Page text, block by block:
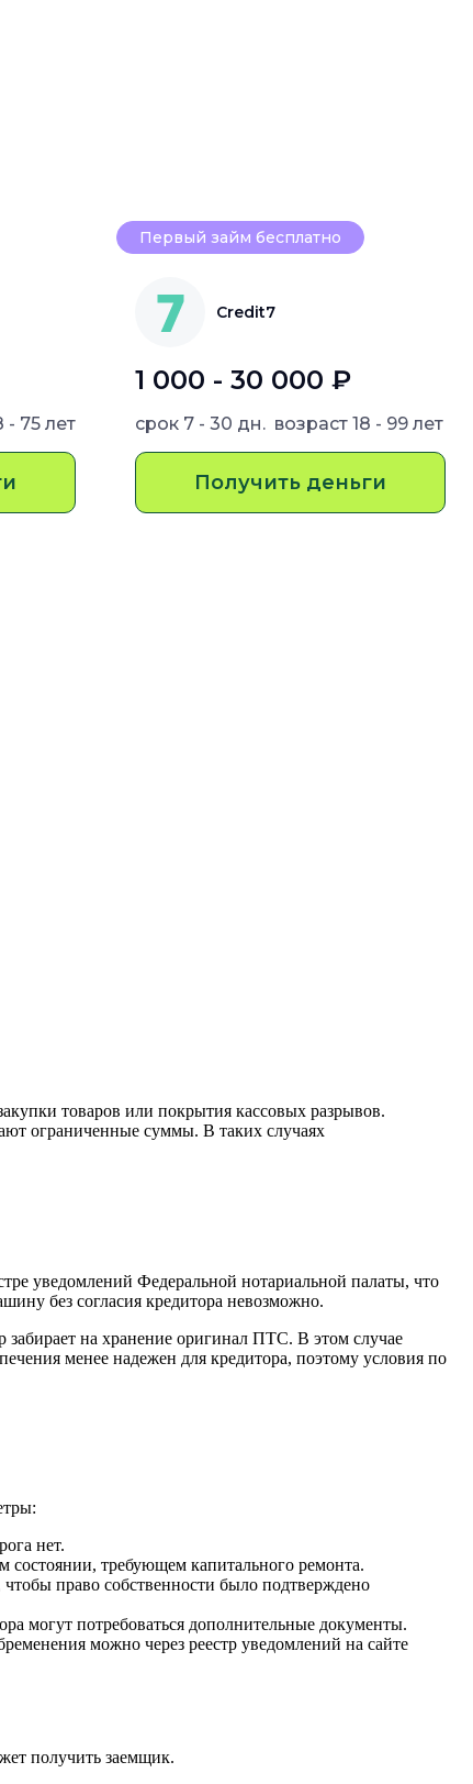
- 75 лет
Первый займ бесплатно
Credit7
1 000 - 30 000 ₽
срок 7 - 30 дн. возраст 18 - 99 лет
Получить деньги
товаров или покрытия кассовых разрывов.
ограниченные суммы. В таких случаях
уведомлений Федеральной нотариальной палаты, что
без согласия кредитора невозможно.
забирает на хранение оригинал ПТС. В этом случае
менее надежен для кредитора, поэтому условия по
нет.
состоянии, требующем капитального ремонта.
право собственности было подтверждено
могут потребоваться дополнительные документы.
можно через реестр уведомлений на сайте
получить заемщик.